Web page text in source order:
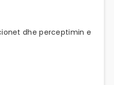
dhe perceptimin e